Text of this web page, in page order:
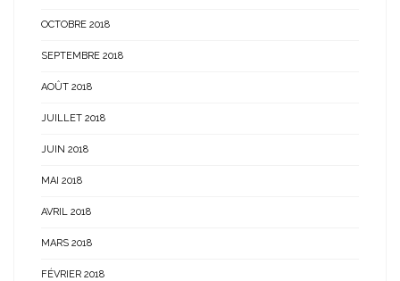
OCTOBRE 2018
SEPTEMBRE 2018
AOÛT 2018
JUILLET 2018
JUIN 2018
MAI 2018
AVRIL 2018
MARS 2018
FÉVRIER 2018